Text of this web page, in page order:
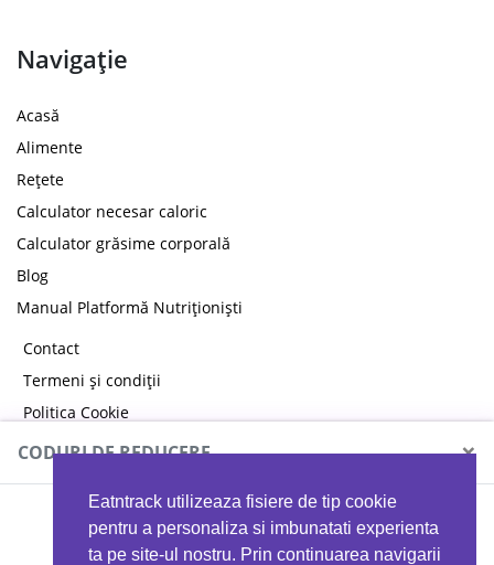
Eatntrack utilizeaza fisiere de tip cookie
pentru a personaliza si imbunatati experienta
ta pe site-ul nostru. Prin continuarea navigarii
Navigație
Acasă
Alimente
Rețete
Calculator necesar caloric
Calculator grăsime corporală
Blog
Manual Platformă Nutriționiști
Contact
Termeni și condiții
Politica Cookie
Politica de confidențialitate
CODURI DE REDUCERE ×
MYPROTEIN